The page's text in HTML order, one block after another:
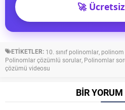
🚀
ETİKETLER: 10. sınıf polinomlar, polinom
Polinomlar çözümlü sorular, Polinomlar
çözümü videosu
BİR